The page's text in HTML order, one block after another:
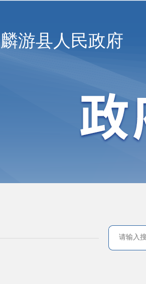
麟游县人民政府